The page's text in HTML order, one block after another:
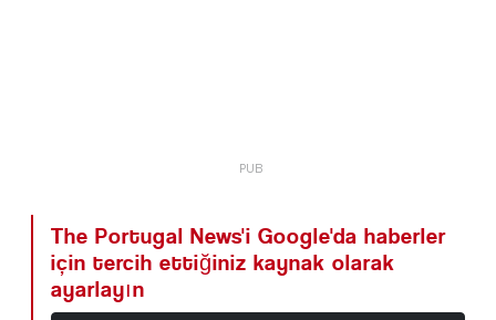
The Portugal News'i Google'da haberler
için tercih ettiğiniz kaynak olarak
ayarlayın